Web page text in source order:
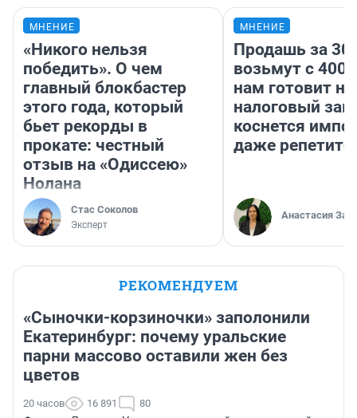
МНЕНИЕ
«Никого нельзя
победить». О чем
главный блокбастер
этого года, который
бьет рекорды в
прокате: честный
отзыв на «Одиссею»
Нолана
Стас Соколов
Эксперт
МНЕНИЕ
Продашь за
возьмут с
нам готовит
налоговый
коснется
даже
Анастасия
РЕКОМЕНДУЕМ
«Сыночки-корзиночки» заполонили
Екатеринбург: почему уральские
парни массово оставили жен без
цветов
20 часов 16 891 80